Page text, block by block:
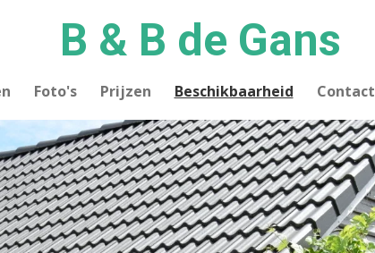
B & B de Gans
Foto's Prijzen Beschikbaarheid Contact